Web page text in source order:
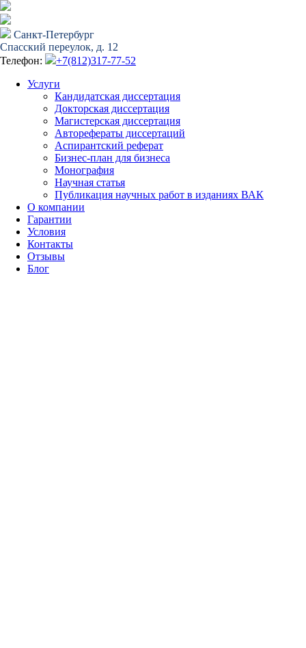
Санкт-Петербург
Спасский переулок, д. 12
Телефон:
+7(812)317-77-52
Услуги
Кандидатская диссертация
Докторская диссертация
Магистерская диссертация
Авторефераты диссертаций
Аспирантский реферат
Бизнес-план для бизнеса
Монография
Научная статья
Публикация научных работ в изданиях ВАК
О компании
Гарантии
Условия
Контакты
Отзывы
Блог